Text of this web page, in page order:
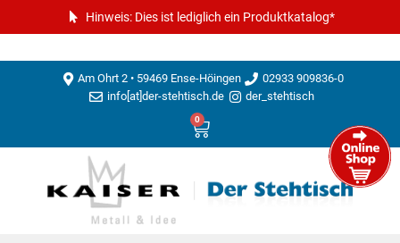
Hinweis: Dies ist lediglich ein Produktkatalog*
Am Ohrt 2 • 59469 Ense-Höingen
02933 909836-0
info[at]der-stehtisch.de
der_stehtisch
0